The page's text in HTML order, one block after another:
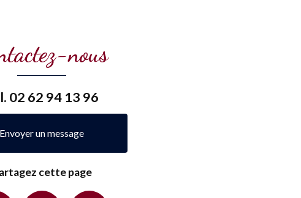
nous
02 62 94 13 96
Envoyer un message
cette page
Facebook